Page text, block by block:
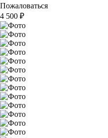
Пожаловаться
4 500 ₽